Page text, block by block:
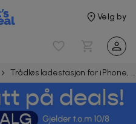
Velg by
Trådløs ladestasjon for iPhone, Apple Watch og AirPods